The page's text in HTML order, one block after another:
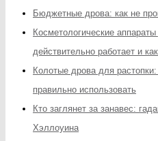
Бюджетные дрова: как не
Косметологические
действительно работает и
Колотые дрова для
правильно использовать
Кто заглянет за занавес:
Хэллоуина